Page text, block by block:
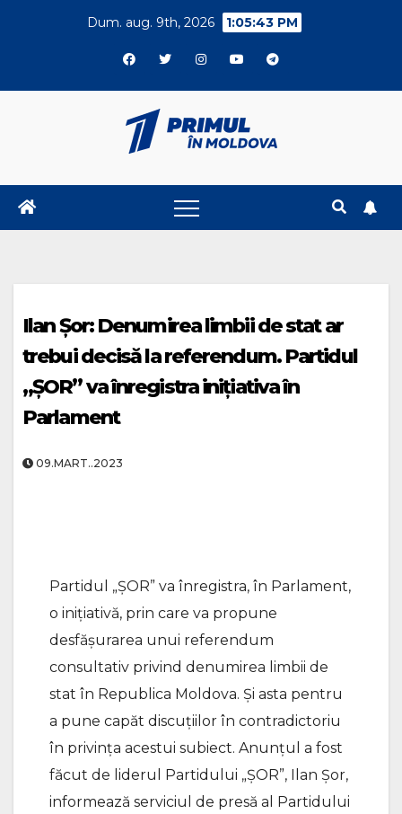
Dum. aug. 9th, 2026 1:05:44 PM
Ilan Șor: Denumirea limbii de stat ar
trebui decisă la referendum. Partidul
„ȘOR” va înregistra inițiativa în
Parlament
09.MART..2023
Partidul „ȘOR” va înregistra, în Parlament,
o inițiativă, prin care va propune
desfășurarea unui referendum
consultativ privind denumirea limbii de
stat în Republica Moldova. Și asta pentru
a pune capăt discuțiilor în contradictoriu
în privința acestui subiect. Anunțul a fost
făcut de liderul Partidului „ȘOR”, Ilan Șor,
informează serviciul de presă al Partidului